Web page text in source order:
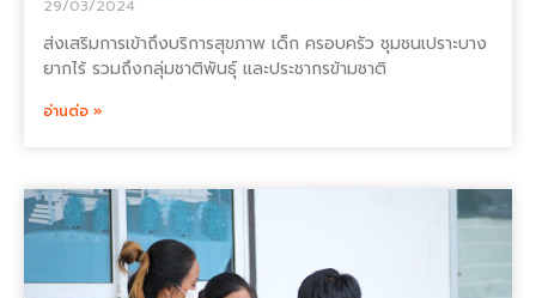
29/03/2024
ส่งเสริมการเข้าถึงบริการสุขภาพ เด็ก ครอบครัว ชุมชนเปราะบาง
ยากไร้ รวมถึงกลุ่มชาติพันธุ์ และประชากรข้ามชาติ
อ่านต่อ »